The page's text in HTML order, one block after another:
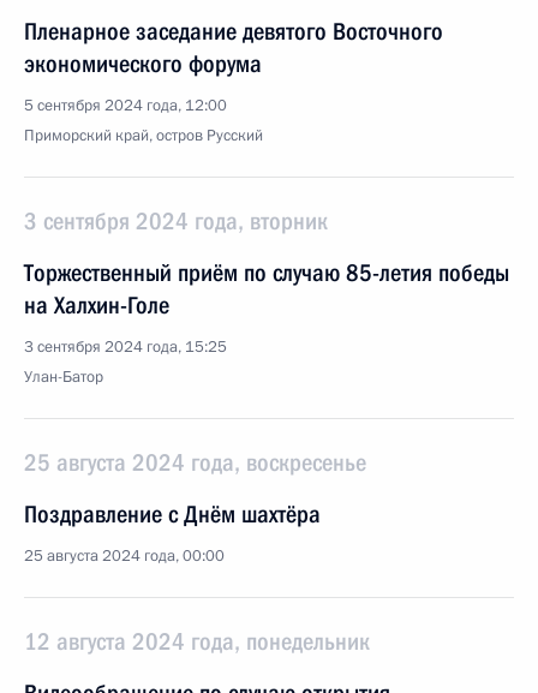
Пленарное заседание девятого Восточного
экономического форума
5 сентября 2024 года, 12:00
Приморский край, остров Русский
3 сентября 2024 года, вторник
Торжественный приём по случаю 85-летия победы
на Халхин-Голе
3 сентября 2024 года, 15:25
Улан-Батор
25 августа 2024 года, воскресенье
Поздравление с Днём шахтёра
25 августа 2024 года, 00:00
12 августа 2024 года, понедельник